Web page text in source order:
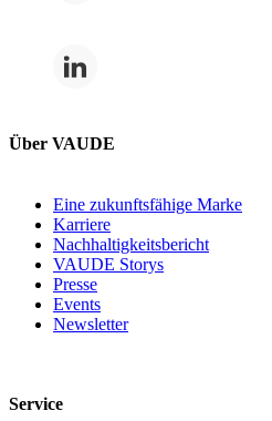
Über VAUDE
Eine zukunftsfähige Marke
Karriere
Nachhaltigkeitsbericht
VAUDE Storys
Presse
Events
Newsletter
Service